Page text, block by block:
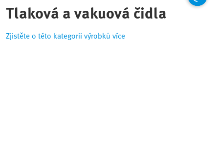
Tlaková a vakuová čidla
Zjistěte o této kategorii výrobků více